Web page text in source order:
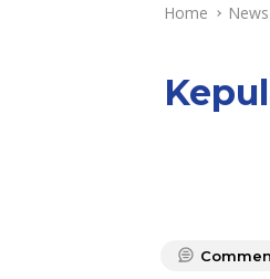
Home News